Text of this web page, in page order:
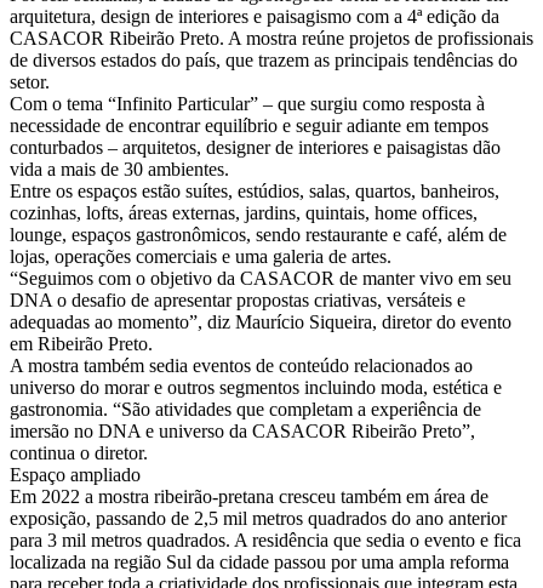
arquitetura, design de interiores e paisagismo com a 4ª edição da
CASACOR Ribeirão Preto. A mostra reúne projetos de profissionais
de diversos estados do país, que trazem as principais tendências do
setor.
Com o tema “Infinito Particular” – que surgiu como resposta à
necessidade de encontrar equilíbrio e seguir adiante em tempos
conturbados – arquitetos, designer de interiores e paisagistas dão
vida a mais de 30 ambientes.
Entre os espaços estão suítes, estúdios, salas, quartos, banheiros,
cozinhas, lofts, áreas externas, jardins, quintais, home offices,
lounge, espaços gastronômicos, sendo restaurante e café, além de
lojas, operações comerciais e uma galeria de artes.
“Seguimos com o objetivo da CASACOR de manter vivo em seu
DNA o desafio de apresentar propostas criativas, versáteis e
adequadas ao momento”, diz Maurício Siqueira, diretor do evento
em Ribeirão Preto.
A mostra também sedia eventos de conteúdo relacionados ao
universo do morar e outros segmentos incluindo moda, estética e
gastronomia. “São atividades que completam a experiência de
imersão no DNA e universo da CASACOR Ribeirão Preto”,
continua o diretor.
Espaço ampliado
Em 2022 a mostra ribeirão-pretana cresceu também em área de
exposição, passando de 2,5 mil metros quadrados do ano anterior
para 3 mil metros quadrados. A residência que sedia o evento e fica
localizada na região Sul da cidade passou por uma ampla reforma
para receber toda a criatividade dos profissionais que integram esta